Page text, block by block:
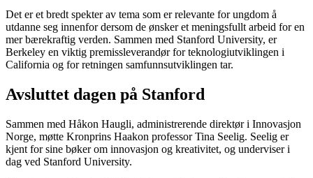
Det er et bredt spekter av tema som er relevante for ungdom å
utdanne seg innenfor dersom de ønsker et meningsfullt arbeid for en
mer bærekraftig verden. Sammen med Stanford University, er
Berkeley en viktig premissleverandør for teknologiutviklingen i
California og for retningen samfunnsutviklingen tar.
Avsluttet dagen på Stanford
Sammen med Håkon Haugli, administrerende direktør i Innovasjon
Norge, møtte Kronprins Haakon professor Tina Seelig. Seelig er
kjent for sine bøker om innovasjon og kreativitet, og underviser i
dag ved Stanford University.